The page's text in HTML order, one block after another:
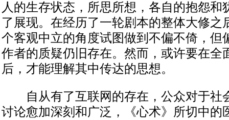
人的生存状态，所思所想，各自的抱怨和
了展现。在经历了一轮剧本的整体大修之
个客观中立的角度试图做到不偏不倚，但
作者的质疑仍旧存在。然而，或许要在全
后，才能理解其中传达的思想。
自从有了互联网的存在，公众对于社
讨论愈加深刻和广泛，《心术》所切中的